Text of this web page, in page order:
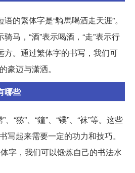
的繁体字是“騎馬喝酒走天涯”。
马，“酒”表示喝酒，“走”表示行
方。通过繁体字的书写，我们可
豪迈与潇洒。
哪些
“猕”、“鐘”、“镤”、“袜”等。这些
写起来需要一定的功力和技巧。
字，我们可以锻炼自己的书法水